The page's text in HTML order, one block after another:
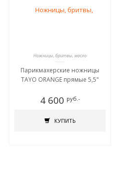
Ножницы, бритвы, масло
Парикмахерские ножницы
TAYO ORANGE прямые 5,5"
4 600 руб.-
КУПИТЬ